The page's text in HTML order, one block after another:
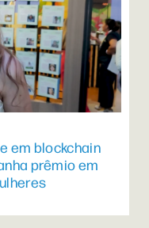
em blockchain
prêmio em